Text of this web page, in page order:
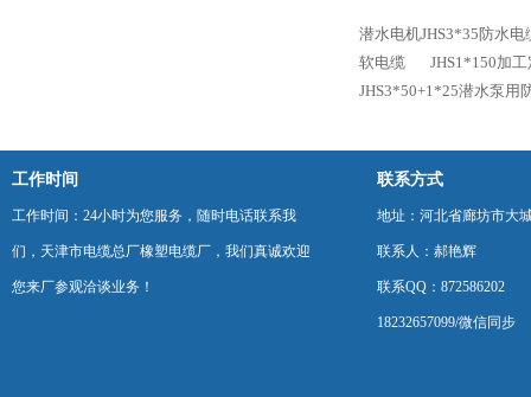
潜水电机JHS3*35防水电
软电缆
JHS1*150加
JHS3*50+1*25潜水泵用
工作时间
工作时间：24小时为您服务，随时电话联系我
们，天津市电缆总厂橡塑电缆厂，我们真诚欢迎
您来厂参观洽谈业务！
联系方式
地址：河北省廊坊市大
联系人：郝艳辉
联系QQ：872586202
18232657099/微信同步